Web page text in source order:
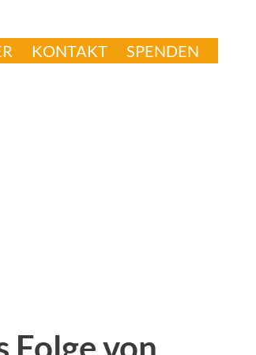
KONTAKT SPENDEN
Folge von